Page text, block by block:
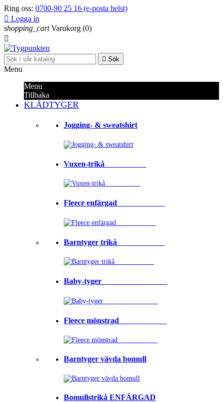
Ring oss: 0700-90 25 16 (e-posta helst)
 Logga in
shopping_cart Varukorg (0)

 Sök
Menu
Menu
Tillbaka
KLÄDTYGER
Jogging- & sweatshirt
Vuxen-trikå⠀⠀⠀⠀⠀⠀⠀
Fleece enfärgad⠀⠀⠀⠀⠀⠀⠀⠀
Barntyger trikå⠀⠀⠀⠀⠀⠀⠀⠀
Baby-tyger⠀⠀⠀⠀⠀⠀⠀⠀⠀⠀⠀
Fleece mönstrad⠀⠀⠀⠀⠀⠀⠀⠀
Barntyger vävda bomull
Bomullstrikå ENFÄRGAD